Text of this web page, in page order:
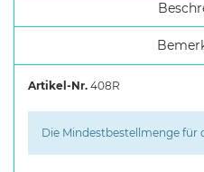
Artikel-Nr. 408R
Die Mindestbestellmenge für